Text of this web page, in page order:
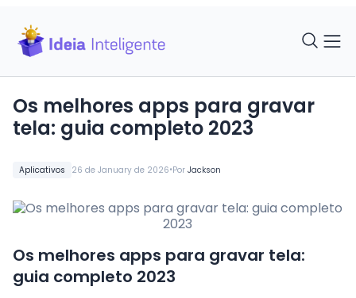
Aplicativos 26 de January de 2026•Por Jackson
Os melhores apps para gravar
tela: guia completo 2023
Os melhores apps para gravar tela:
guia completo 2023